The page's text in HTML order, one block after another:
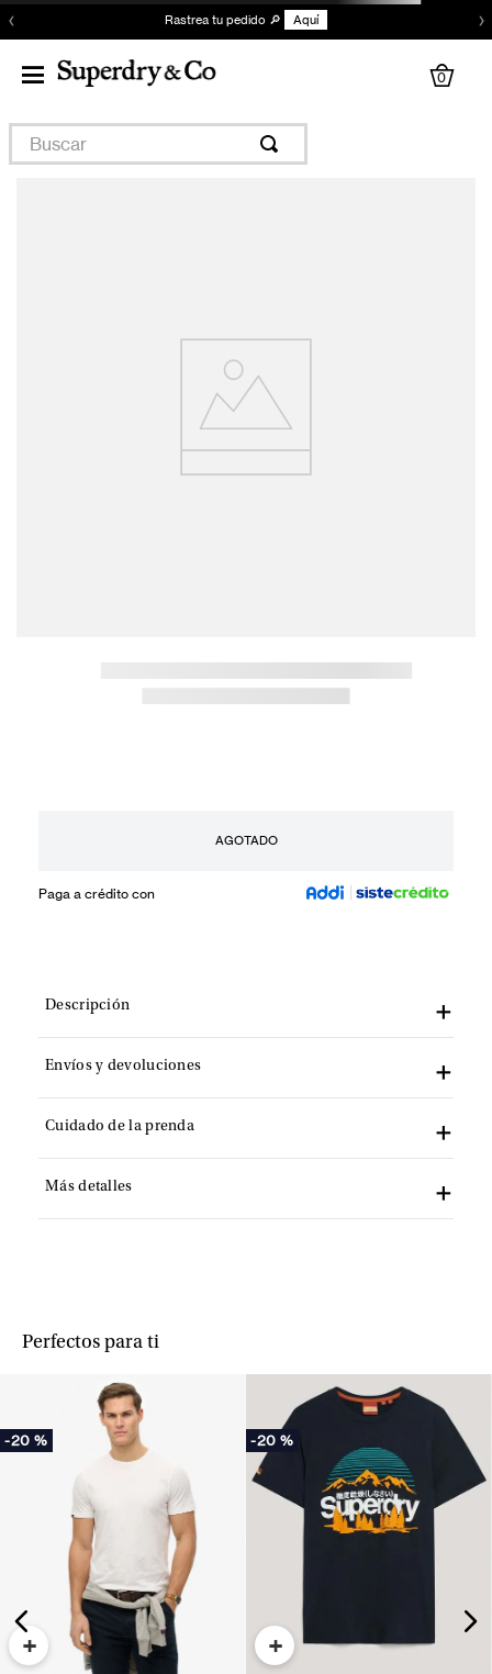
‹ Rastrea tu pedido 🔎 Aquí ›
0
Buscar
AGOTADO
Paga a crédito con
Descripción
Envíos y devoluciones
Cuidado de la prenda
Más detalles
Perfectos para ti
-20 %
+
-20 %
+